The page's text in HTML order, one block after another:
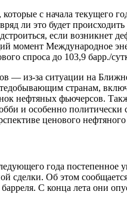
с начала текущего
ли это будет
если
момент Международное
спроса до 103,9 барр./
— из‑за ситуации на
странам,
нефтяных фьючерсов.
и особенно
ценового
года постепенное
сделки. Об этом
С конца лета они